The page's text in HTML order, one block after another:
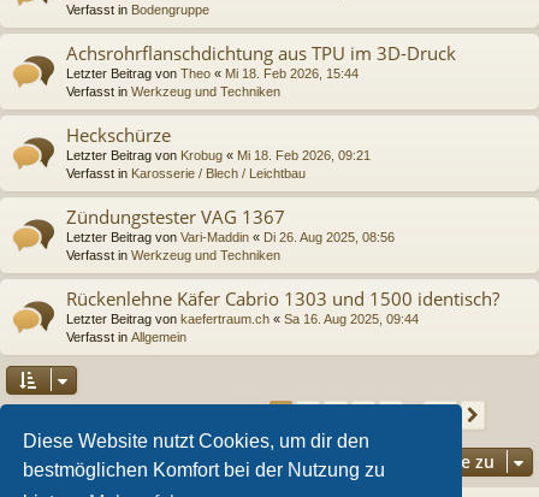
Diese Website nutzt Cookies, um dir den
bestmöglichen Komfort bei der Nutzung zu
Verfasst in Bodengruppe
Achsrohrflanschdichtung aus TPU im 3D-Druck
Letzter Beitrag von Theo « Mi 18. Feb 2026, 15:44
Verfasst in Werkzeug und Techniken
Heckschürze
Letzter Beitrag von Krobug « Mi 18. Feb 2026, 09:21
Verfasst in Karosserie / Blech / Leichtbau
Zündungstester VAG 1367
Letzter Beitrag von Vari-Maddin « Di 26. Aug 2025, 08:56
Verfasst in Werkzeug und Techniken
Rückenlehne Käfer Cabrio 1303 und 1500 identisch?
Letzter Beitrag von kaefertraum.ch « Sa 16. Aug 2025, 09:44
Verfasst in Allgemein
Gehe zu